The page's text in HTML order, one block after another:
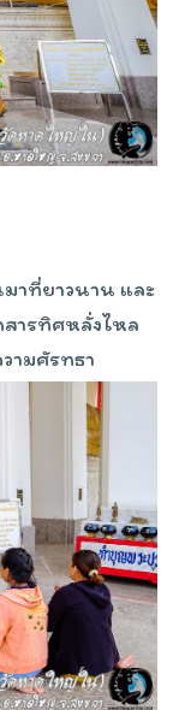
าที่ยาวนาน และ
ารทิศหลั่งไหล
ามศัรทธา